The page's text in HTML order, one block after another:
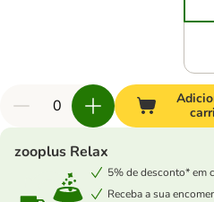
zooplus Relax
5% de desconto* em
Receba a sua